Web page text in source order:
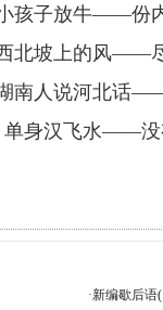
孩子放牛——份内
北坡上的风——尽
南人说河北话
单身汉飞水——没
·新编歇后语